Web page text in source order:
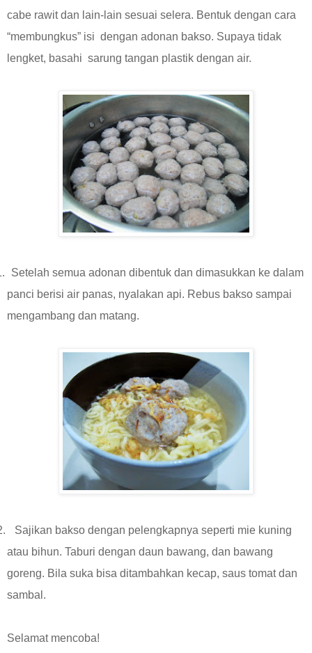
cabe rawit dan lain-lain sesuai selera. Bentuk dengan cara
“membungkus” isi dengan adonan bakso. Supaya tidak
lengket, basahi sarung tangan plastik dengan air.
Setelah semua adonan dibentuk dan dimasukkan ke dalam
panci berisi air panas, nyalakan api. Rebus bakso sampai
mengambang dan matang.
Sajikan bakso dengan pelengkapnya seperti mie kuning
atau bihun. Taburi dengan daun bawang, dan bawang
goreng. Bila suka bisa ditambahkan kecap, saus tomat dan
sambal.
Selamat mencoba!